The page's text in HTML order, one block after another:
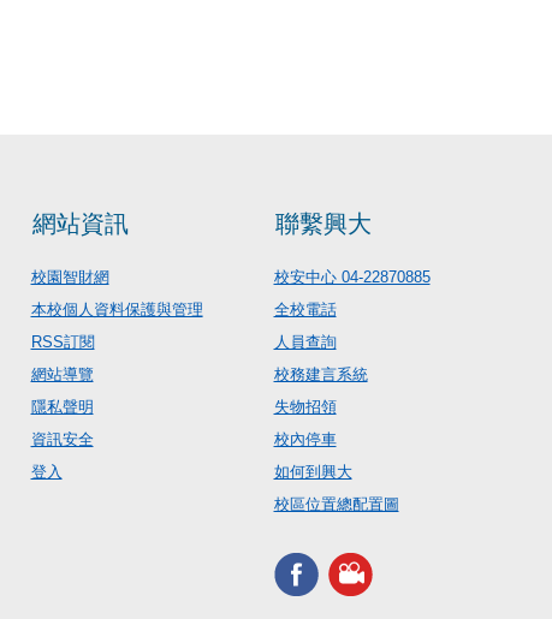
網站資訊
校園智財網
本校個人資料保護與管理
RSS訂閱
網站導覽
隱私聲明
資訊安全
登入
聯繫興大
校安中心 04-22870885
全校電話
人員查詢
校務建言系統
失物招領
校內停車
如何到興大
校區位置總配置圖